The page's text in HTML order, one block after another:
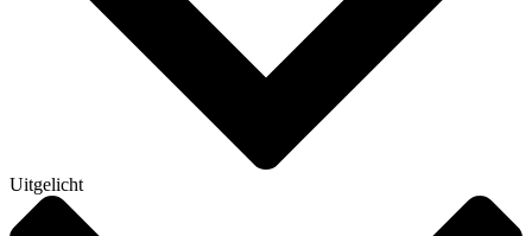
Uitgelicht